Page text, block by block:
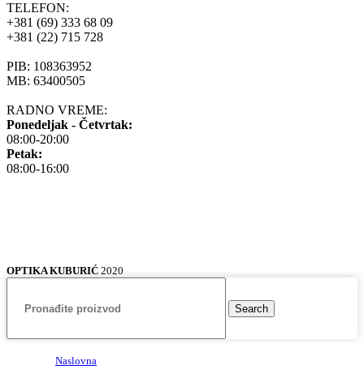
TELEFON:
+381 (69) 333 68 09
+381 (22) 715 728
PIB: 108363952
MB: 63400505
RADNO VREME:
Ponedeljak - Četvrtak:
08:00-20:00
Petak:
08:00-16:00
OPTIKA KUBURIĆ 2020
Search
Naslovna